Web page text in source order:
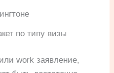
по типу визы
work заявление,